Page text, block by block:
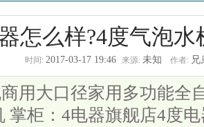
怎么样?4度气泡水
时间: 2017-03-17 19:46 来源: 未知 作者:
用大口径家用多功能全
掌柜：4电器旗舰店4度